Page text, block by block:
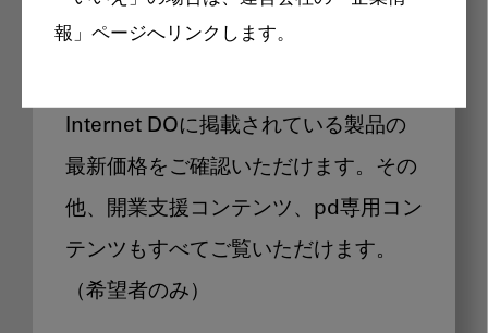
報」ページへリンクします。
製品価格も閲覧可能
Internet DOに掲載されている製品の
最新価格をご確認いただけます。その
他、開業支援コンテンツ、pd専用コン
テンツもすべてご覧いただけます。
（希望者のみ）